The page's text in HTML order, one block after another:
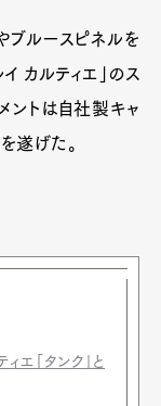
ブルースピネルを
カルティエ」のス
ントは自社製キャ
遂げた。
エ「タンク」と